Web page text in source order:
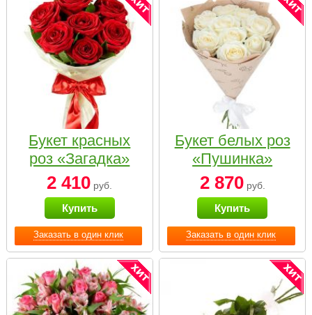
Заказать в один клик
Букет красных
роз «Загадка»
2 410 руб.
Купить
Заказать в один клик
Букет белых роз
«Пушинка»
2 870руб.
Купить